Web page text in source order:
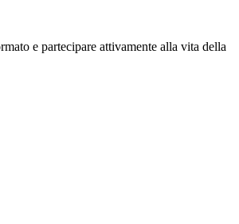
e partecipare attivamente alla vita della